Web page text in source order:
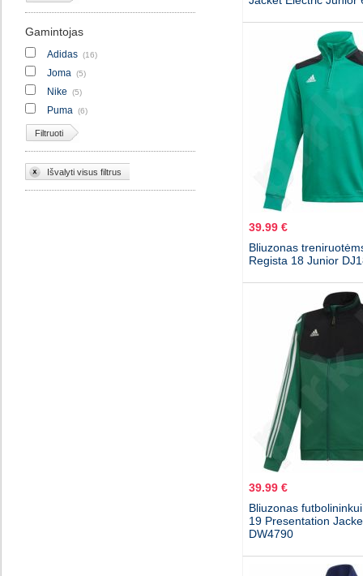
Gamintojas
Adidas (16)
Joma (5)
Nike (5)
Puma (6)
Filtruoti
Išvalyti visus filtrus
39.99 €
Bliuzonas
Regista 18 Junior
39.99 €
Bliuzonas
19 Presentation
DW4790